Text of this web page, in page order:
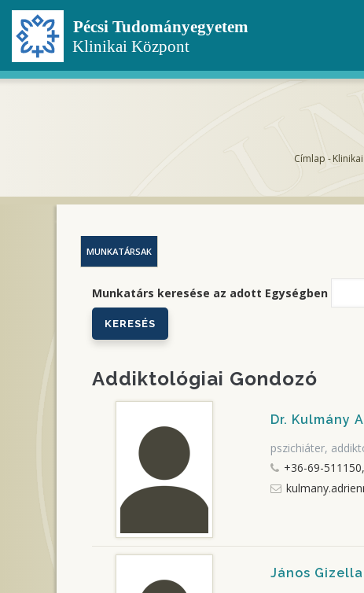
Ugrás
tartalomra
Címlap -
MUNKATÁRSAK
Munkatárs keresése az adott Egységben
Addiktológiai Gondozó
Dr. Kulmány
pszichiáter,
+36-69-
János Gizella